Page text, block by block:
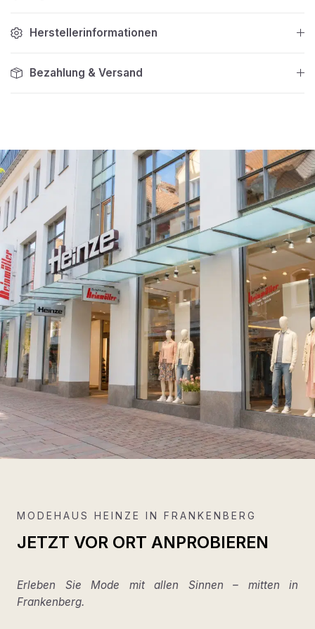
Herstellerinformationen
Bezahlung & Versand
MODEHAUS HEINZE IN FRANKENBERG
JETZT VOR ORT ANPROBIEREN
Erleben Sie Mode mit allen Sinnen – mitten in
Frankenberg.